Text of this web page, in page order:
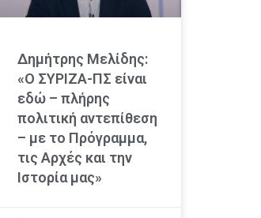
Δημήτρης Μελίδης:
«Ο ΣΥΡΙΖΑ-ΠΣ είναι
εδώ – πλήρης
πολιτική αντεπίθεση
– με το Πρόγραμμα,
τις Αρχές και την
Ιστορία μας»